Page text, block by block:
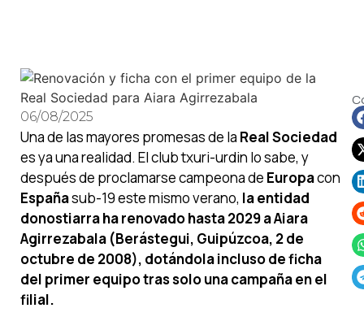
06/08/2025
Una de las mayores promesas de la Real Sociedad
es ya una realidad. El club txuri-urdin lo sabe, y
después de proclamarse campeona de Europacon
Españasub-19 este mismo verano, la entidad
donostiarra ha renovado hasta 2029 a Aiara
Agirrezabala (Berástegui, Guipúzcoa, 2 de
octubre de 2008), dotándola incluso de ficha
del primer equipo tras solo una campaña en el
filial.